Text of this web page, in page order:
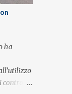
della
da
Fabrizio
voce.
da
We
ha
controllo